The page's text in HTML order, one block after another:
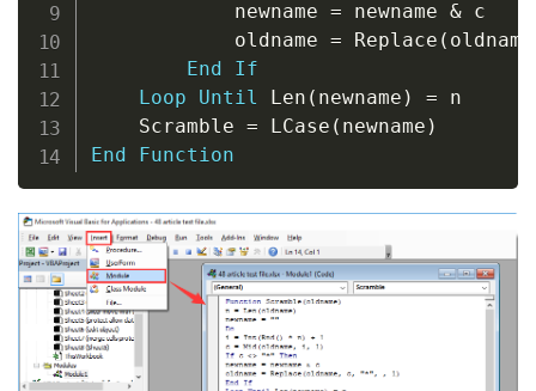
            newname
= newname & c
            oldname
= Replace ( oldname
End
If
Loop
Until Len ( newname ) = n
    Scramble
= LCase ( newname )
End
Function